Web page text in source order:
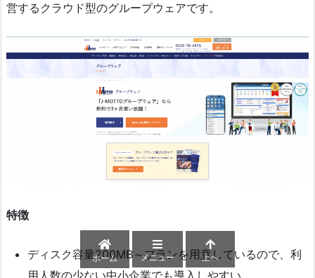
営するクラウド型のグループウェアです。
特徴
ディスク容量200MB～プランを用意しているので、利
用人数の少ない中小企業でも導入しやすい
ホーム メニュー 上へ